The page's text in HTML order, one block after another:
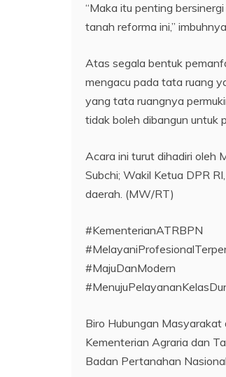
“Maka itu penting
tanah reforma ini,”
Atas segala bentuk
mengacu pada tata ruang
yang tata ruangnya
tidak boleh dibangun untuk
Acara ini turut dihadiri oleh
Subchi; Wakil Ketua DPR
daerah. (MW/RT)
#KementerianATRBPN
#MajuDanModern
Biro Hubungan Masyarakat
Kementerian Agraria dan
Badan Pertanahan Nasional